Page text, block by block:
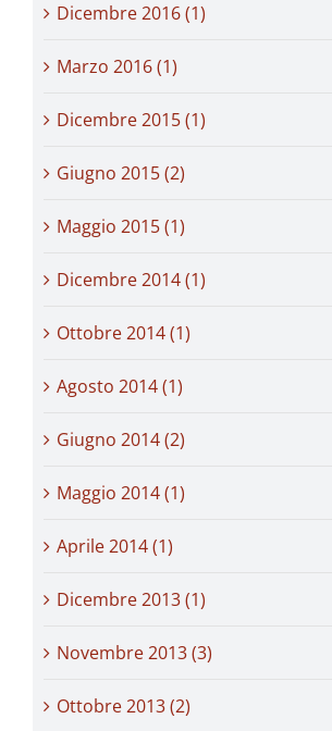
Dicembre 2016 (1)
Marzo 2016 (1)
Dicembre 2015 (1)
Giugno 2015 (2)
Maggio 2015 (1)
Dicembre 2014 (1)
Ottobre 2014 (1)
Agosto 2014 (1)
Giugno 2014 (2)
Maggio 2014 (1)
Aprile 2014 (1)
Dicembre 2013 (1)
Novembre 2013 (3)
Ottobre 2013 (2)